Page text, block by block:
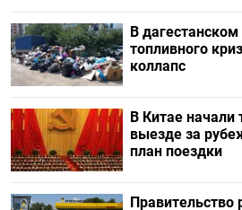
В
топливного
коллапс
В Китае начали
выезде за
план поездки
Правительство